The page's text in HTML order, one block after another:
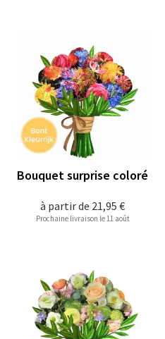
à partir de 21,95 €
Bouquet surprise coloré
Prochaine livraison le 11 août